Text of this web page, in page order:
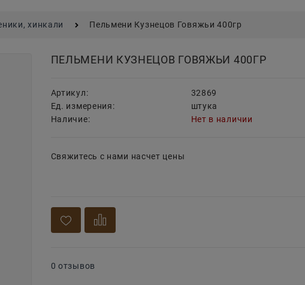
хинкали Пельмени Кузнецов Говяжьи 400гр
ПЕЛЬМЕНИ КУЗНЕЦОВ ГОВЯЖЬИ 400ГР
Артикул:
32869
Ед. измерения:
штука
Наличие:
Нет в наличии
Свяжитесь с нами насчет цены
0 отзывов